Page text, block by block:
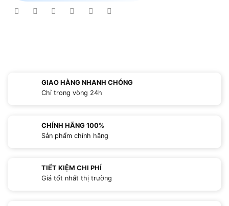
GIAO HÀNG NHANH CHÓNG
Chỉ trong vòng 24h
CHÍNH HÃNG 100%
Sản phẩm chính hãng
TIẾT KIỆM CHI PHÍ
Giá tốt nhất thị trường